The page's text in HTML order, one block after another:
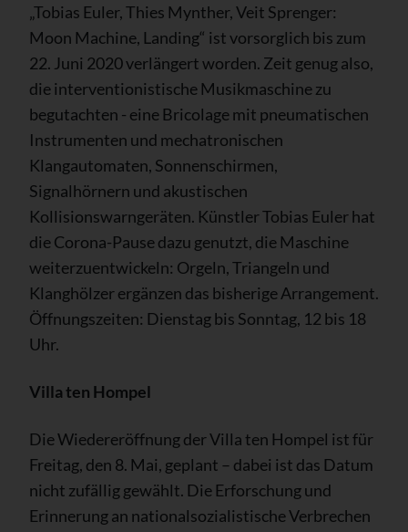
„Tobias Euler, Thies Mynther, Veit Sprenger:
Moon Machine, Landing“ ist vorsorglich bis zum
22. Juni 2020 verlängert worden. Zeit genug also,
die interventionistische Musikmaschine zu
begutachten - eine Bricolage mit pneumatischen
Instrumenten und mechatronischen
Klangautomaten, Sonnenschirmen,
Signalhörnern und akustischen
Kollisionswarngeräten. Künstler Tobias Euler hat
die Corona-Pause dazu genutzt, die Maschine
weiterzuentwickeln: Orgeln, Triangeln und
Klanghölzer ergänzen das bisherige Arrangement.
Öffnungszeiten: Dienstag bis Sonntag, 12 bis 18
Uhr.
Villa ten Hompel
Die Wiedereröffnung der Villa ten Hompel ist für
Freitag, den 8. Mai, geplant – dabei ist das Datum
nicht zufällig gewählt. Die Erforschung und
Erinnerung an nationalsozialistische Verbrechen